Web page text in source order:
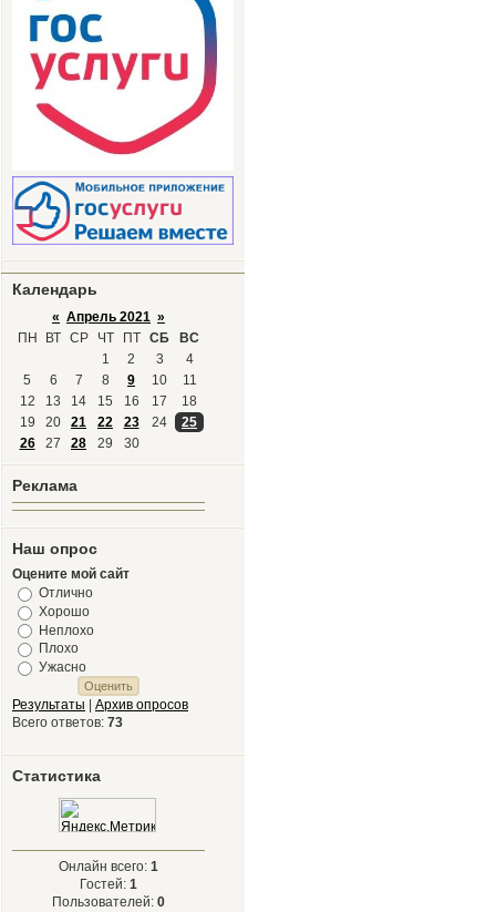
Календарь
« Апрель 2021 »
ПН
ВТ СР ЧТ ПТ СБ
ВС
1
2 3
4
5
6 7 8 9 10
11
12
13 14 15 16 17
18
19
20 21 22 23 24
25
26
27 28 29 30
Реклама
Наш опрос
Оцените мой сайт
Отлично
Хорошо
Неплохо
Плохо
Ужасно
Результаты
Архив опросов
Всего ответов: 73
Статистика
Онлайн всего: 1
Гостей: 1
Пользователей: 0